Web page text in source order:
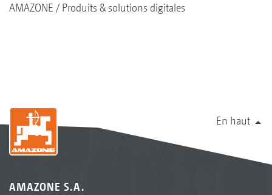
AMAZONE Produits & solutions digitales
En haut
AMAZONE S.A.